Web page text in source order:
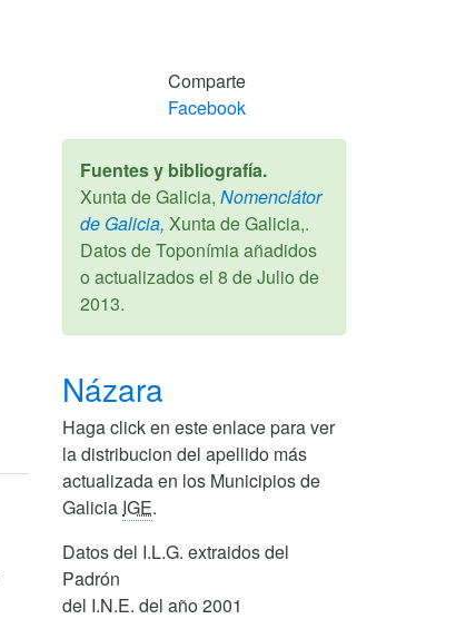
Comparte
Facebook
Fuentes y bibliografía.
Xunta de Galicia, Nomenclátor
de Galicia, Xunta de Galicia,.
Datos de Toponímia añadidos
o actualizados el 8 de Julio de
2013.
Názara
Haga click en este enlace para ver
la distribucion del apellido más
actualizada en los Municipios de
Galicia IGE.
Datos del I.L.G. extraidos del
Padrón
del I.N.E. del año 2001